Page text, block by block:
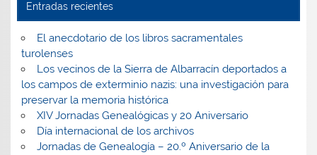
Entradas recientes
El anecdotario de los libros sacramentales
turolenses
Los vecinos de la Sierra de Albarracín deportados a
los campos de exterminio nazis: una investigación para
preservar la memoria histórica
XIV Jornadas Genealógicas y 20 Aniversario
Día internacional de los archivos
Jornadas de Genealogía – 20.º Aniversario de la